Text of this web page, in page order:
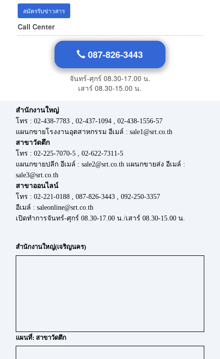
สมัครรับข่าวสาร
Call Center
087-826-3443
จันทร์-ศุกร์ 08.30-17.00 น.
เสาร์ 08.30-15.00 น.
สำนักงานใหญ่
โทร : 02-438-7783 , 02-437-1094 , 02-438-1556-57
แผนกขายโรงงานอุตสาหกรรม อีเมล์ : sale1@srt.co.th
สาขาวัดตึก
โทร : 02-225-7070-5 , 02-622-7311-5
แผนกขายปลีก อีเมล์ : sale2@srt.co.th แผนกขายส่ง อีเมล์ :
sale3@srt.co.th
สาขาออนไลน์
โทร : 02-221-0188 , 087-826-3443 , 092-250-3357
อีเมล์ : saleonline@srt.co.th
เปิดทำการจันทร์-ศุกร์ 08.30-17.00 น./เสาร์ 08.30-15.00 น.
สำนักงานใหญ่(เจริญนคร)
แผนที่: สาขาวัดตึก